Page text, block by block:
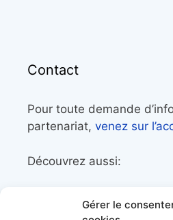
Gérer le
Contact
Pour toute demande
partenariat, venez sur
Découvrez aussi:
librairie maritime